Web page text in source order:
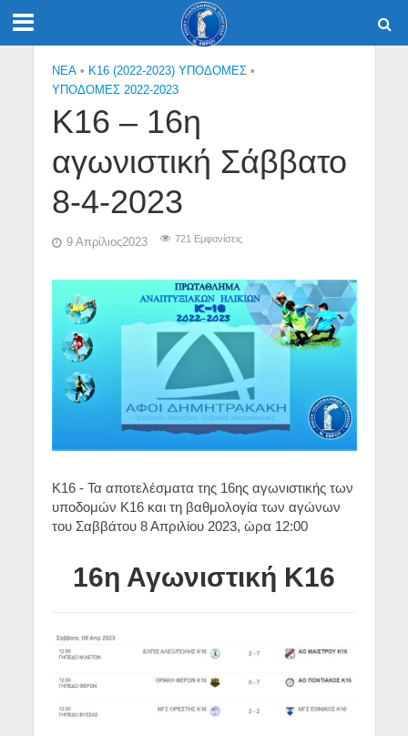
NEA • Κ16 (2022-2023) ΥΠΟΔΟΜΕΣ •
ΥΠΟΔΟΜΕΣ 2022-2023
Κ16 – 16η
αγωνιστική Σάββατο
8-4-2023
9 Απρίλιος2023 721 Εμφανίσεις
Κ16 - Τα αποτελέσματα της 16ης αγωνιστικής των
υποδομών Κ16 και τη βαθμολογία των αγώνων
του Σαββάτου 8 Απριλίου 2023, ώρα 12:00
16η Αγωνιστική Κ16